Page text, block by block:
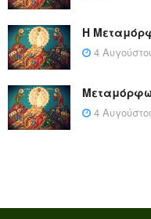
Η
4
4